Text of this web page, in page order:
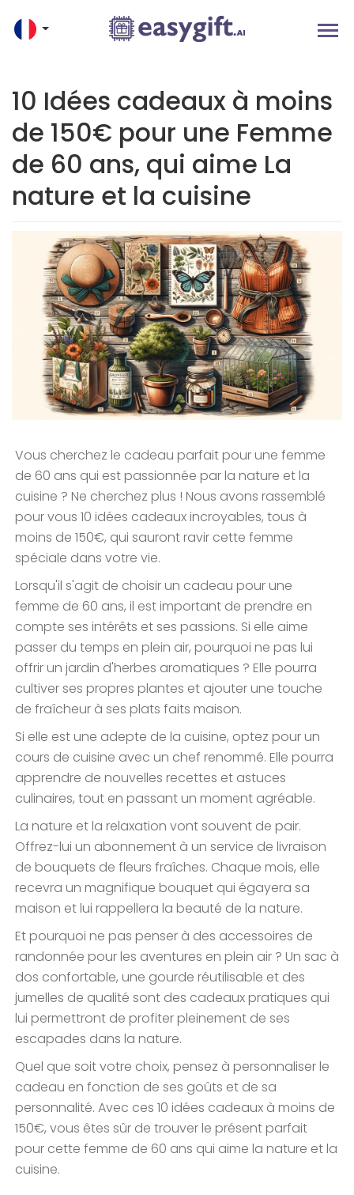
10 Idées cadeaux à moins
de 150€ pour une Femme
de 60 ans, qui aime La
nature et la cuisine
Vous cherchez le cadeau parfait pour une femme
de 60 ans qui est passionnée par la nature et la
cuisine ? Ne cherchez plus ! Nous avons rassemblé
pour vous 10 idées cadeaux incroyables, tous à
moins de 150€, qui sauront ravir cette femme
spéciale dans votre vie.
Lorsqu'il s'agit de choisir un cadeau pour une
femme de 60 ans, il est important de prendre en
compte ses intérêts et ses passions. Si elle aime
passer du temps en plein air, pourquoi ne pas lui
offrir un jardin d'herbes aromatiques ? Elle pourra
cultiver ses propres plantes et ajouter une touche
de fraîcheur à ses plats faits maison.
Si elle est une adepte de la cuisine, optez pour un
cours de cuisine avec un chef renommé. Elle pourra
apprendre de nouvelles recettes et astuces
culinaires, tout en passant un moment agréable.
La nature et la relaxation vont souvent de pair.
Offrez-lui un abonnement à un service de livraison
de bouquets de fleurs fraîches. Chaque mois, elle
recevra un magnifique bouquet qui égayera sa
maison et lui rappellera la beauté de la nature.
Et pourquoi ne pas penser à des accessoires de
randonnée pour les aventures en plein air ? Un sac à
dos confortable, une gourde réutilisable et des
jumelles de qualité sont des cadeaux pratiques qui
lui permettront de profiter pleinement de ses
escapades dans la nature.
Quel que soit votre choix, pensez à personnaliser le
cadeau en fonction de ses goûts et de sa
personnalité. Avec ces 10 idées cadeaux à moins de
150€, vous êtes sûr de trouver le présent parfait
pour cette femme de 60 ans qui aime la nature et la
cuisine.